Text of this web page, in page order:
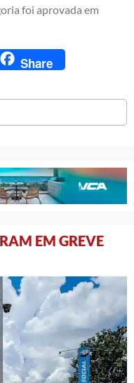
foi aprovada em
Share
EM GREVE